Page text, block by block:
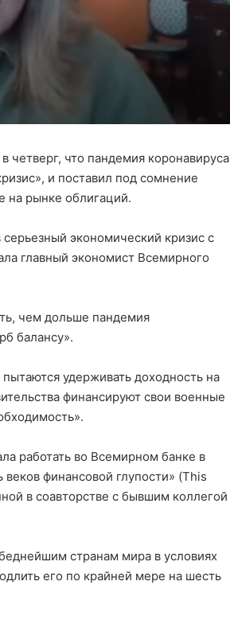
четверг, что пандемия коронавируса
и поставил под сомнение
на рынке облигаций.
экономический кризис с
главный экономист Всемирного
чем дольше пандемия
балансу».
удерживать доходность на
финансируют свои военные
работать во Всемирном банке в
финансовой глупости» (This
в соавторстве с бывшим коллегой
странам мира в условиях
его по крайней мере на шесть